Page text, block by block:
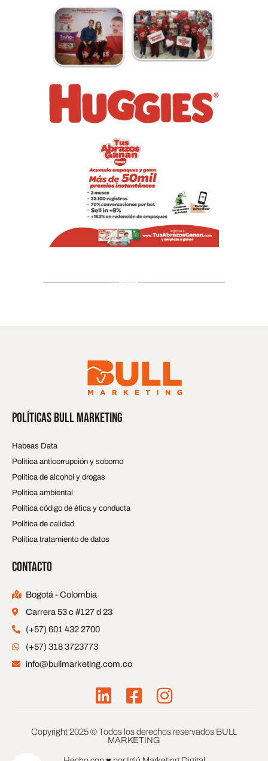
POLÍTICAS BULL MARKETING
Habeas Data
Política anticorrupción y soborno
Política de alcohol y drogas
Política ambiental
Política código de ética y conducta
Política de calidad
Política tratamiento de datos
CONTACTO
Bogotá - Colombia
Carrera 53 c #127 d 23
(+57) 601 432 2700
(+57) 318 3723773
info@bullmarketing.com.co
L
i
n
k
F
a
c
e
I
n
s
Copyright 2025 © Todos los derechos reservados BULL
MARKETING